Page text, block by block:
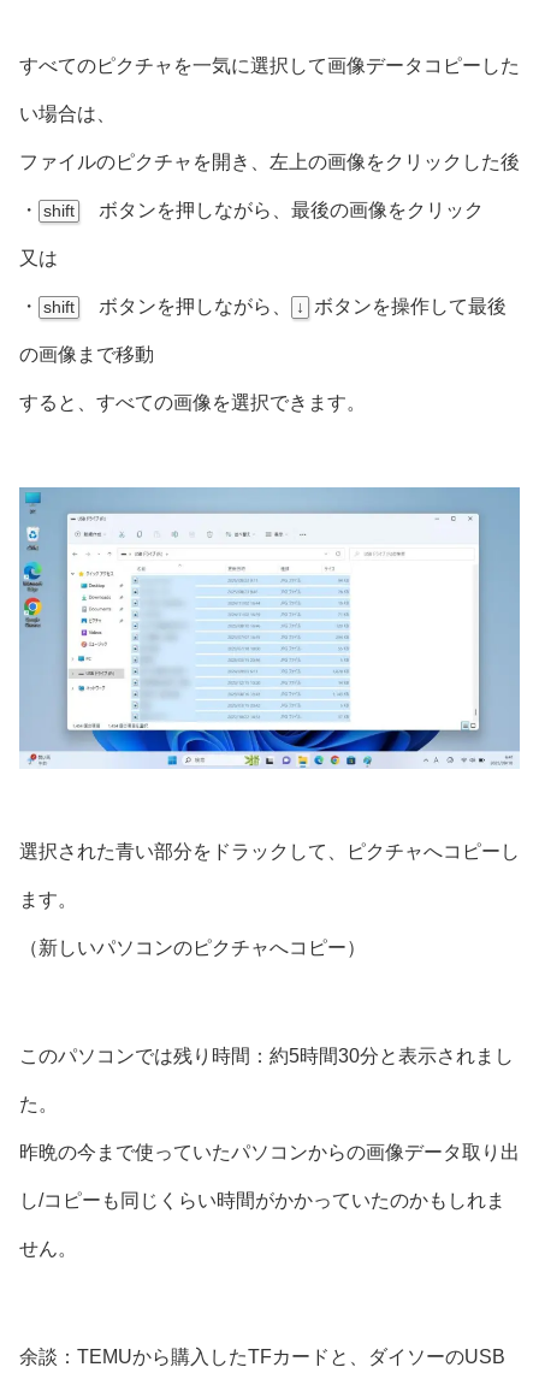
すべてのピクチャを一気に選択して画像データコピーした
い場合は、
ファイルのピクチャを開き、左上の画像をクリックした後
・ shift ボタンを押しながら、最後の画像をクリック
又は
・ shift ボタンを押しながら、 ↓ ボタンを操作して最後
の画像まで移動
すると、すべての画像を選択できます。
選択された青い部分をドラックして、ピクチャへコピーし
ます。
（新しいパソコンのピクチャへコピー）
このパソコンでは残り時間：約5時間30分と表示されまし
た。
昨晩の今まで使っていたパソコンからの画像データ取り出
し/コピーも同じくらい時間がかかっていたのかもしれま
せん。
余談：TEMUから購入したTFカードと、ダイソーのUSB